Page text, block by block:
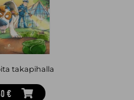
takapihalla
€